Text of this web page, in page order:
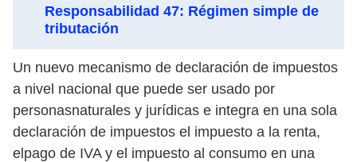
Responsabilidad 47: Régimen simple de
tributación
Un nuevo mecanismo de declaración de impuestos
a nivel nacional que puede ser usado por
personasnaturales y jurídicas e integra en una sola
declaración de impuestos el impuesto a la renta,
elpago de IVA y el impuesto al consumo en una